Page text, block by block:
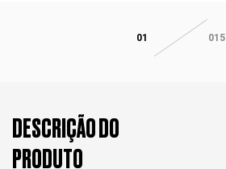
01 015
DESCRIÇÃO DO
PRODUTO